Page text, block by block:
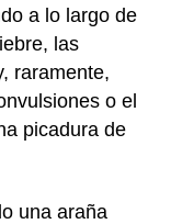
a lo largo de
las
raramente,
o el
picadura de
una araña